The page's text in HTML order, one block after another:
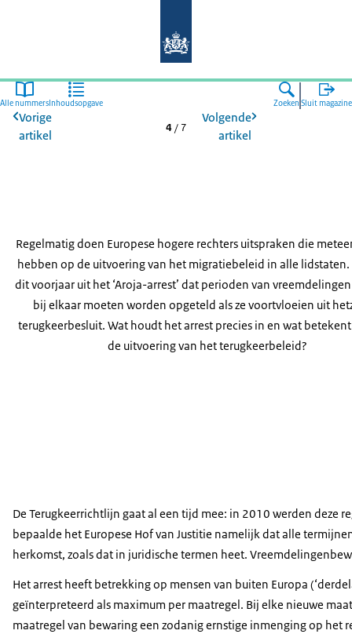
Alle nummers Inhoudsopgave Zoeken Sluit magazine
Vorige
artikel
4 / 7
Volgende
artikel
Regelmatig doen Europese hogere rechters uitspraken die
hebben op de uitvoering van het migratiebeleid in alle lidstaten.
dit voorjaar uit het ‘Aroja-arrest’ dat perioden van
bij elkaar moeten worden opgeteld als ze voortvloeien uit
terugkeerbesluit. Wat houdt het arrest precies in en wat
de uitvoering van het terugkeerbeleid?
De Terugkeerrichtlijn gaat al een tijd mee: in 2010 werden deze
bepaalde het Europese Hof van Justitie namelijk dat alle
herkomst, zoals dat in juridische termen heet.
Het arrest heeft betrekking op mensen van buiten Europa
geïnterpreteerd als maximum per maatregel. Bij elke nieuwe
maatregel van bewaring een zodanig ernstige inmenging op